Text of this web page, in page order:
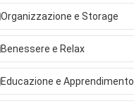
Organizzazione e Storage
Benessere e Relax
Educazione e Apprendimento